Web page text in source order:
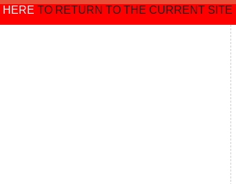
HERE TO RETURN TO THE CURRENT SITE